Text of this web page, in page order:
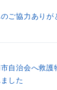
ご協力ありが
自治会へ救護
した